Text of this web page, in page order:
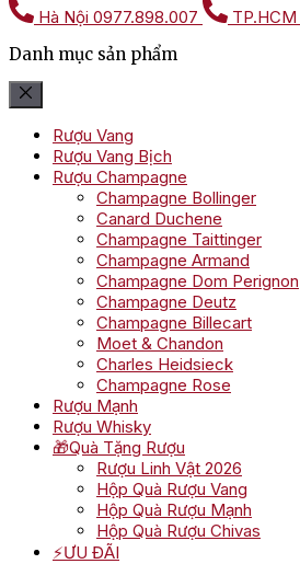
Hà Nội 0977.898.007 TP.HCM
Danh mục sản phẩm
Rượu Vang
Rượu Vang Bịch
Rượu Champagne
Champagne Bollinger
Canard Duchene
Champagne Taittinger
Champagne Armand
Champagne Dom Perignon
Champagne Deutz
Champagne Billecart
Moet & Chandon
Charles Heidsieck
Champagne Rose
Rượu Mạnh
Rượu Whisky
🎁Quà Tặng Rượu
Rượu Linh Vật 2026
Hộp Quà Rượu Vang
Hộp Quà Rượu Mạnh
Hộp Quà Rượu Chivas
⚡ƯU ĐÃI